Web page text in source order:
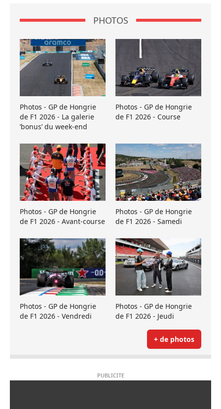
PHOTOS
Photos - GP de Hongrie
de F1 2026 - La galerie
’bonus’ du week-end
Photos - GP de Hongrie
de F1 2026 - Course
Photos - GP de Hongrie
de F1 2026 - Avant-course
Photos - GP de Hongrie
de F1 2026 - Samedi
Photos - GP de Hongrie
de F1 2026 - Vendredi
Photos - GP de Hongrie
de F1 2026 - Jeudi
+ de photos